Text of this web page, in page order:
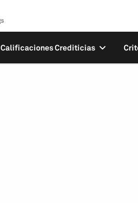
Calificaciones Crediticias